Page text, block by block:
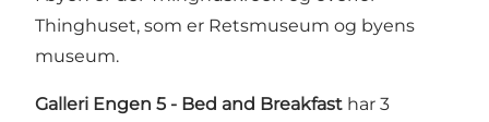
Thinghuset, som er Retsmuseum og byens
museum.
Galleri Engen 5 - Bed and Breakfast har 3